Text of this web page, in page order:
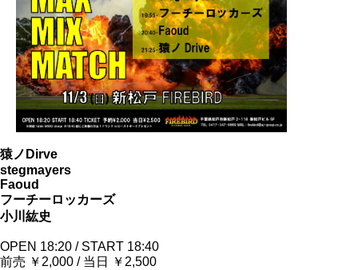
猿ノDirve
stegmayers
Faoud
フーチーロッカーズ
小川紘史
OPEN 18:20 / START 18:40
前売 ￥2,000 / 当日 ￥2,500